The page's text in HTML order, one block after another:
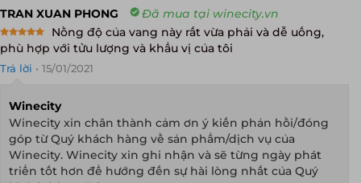
TRAN XUAN PHONG Đã mua tại winecity.vn
Rated 5
out of 5
Nồng độ của vang này rất vừa phải và dễ uống,
phù hợp với tửu lượng và khẩu vị của tôi
Trả lời • 15/01/2021
Winecity
Winecity xin chân thành cảm ơn ý kiến phản hồi/đóng
góp từ Quý khách hàng về sản phẩm/dịch vụ của
Winecity. Winecity xin ghi nhận và sẽ từng ngày phát
triển tốt hơn để hướng đến sự hài lòng nhất của Quý